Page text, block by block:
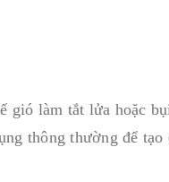
gió làm tắt lửa hoặc
thông thường để